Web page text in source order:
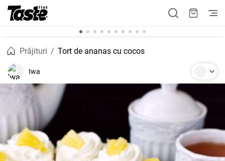
Prăjituri Tort de ananas cu cocos
Iwa